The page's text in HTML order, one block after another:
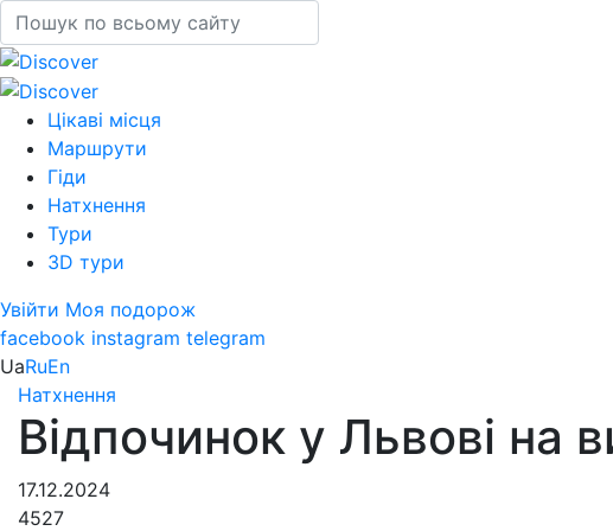
Цікаві місця
Маршрути
Гіди
Натхнення
Тури
3D тури
Увійти Моя подорож
facebook instagram telegram
UaRuEn
Натхнення
Відпочинок у Львові на
17.12.2024
4527